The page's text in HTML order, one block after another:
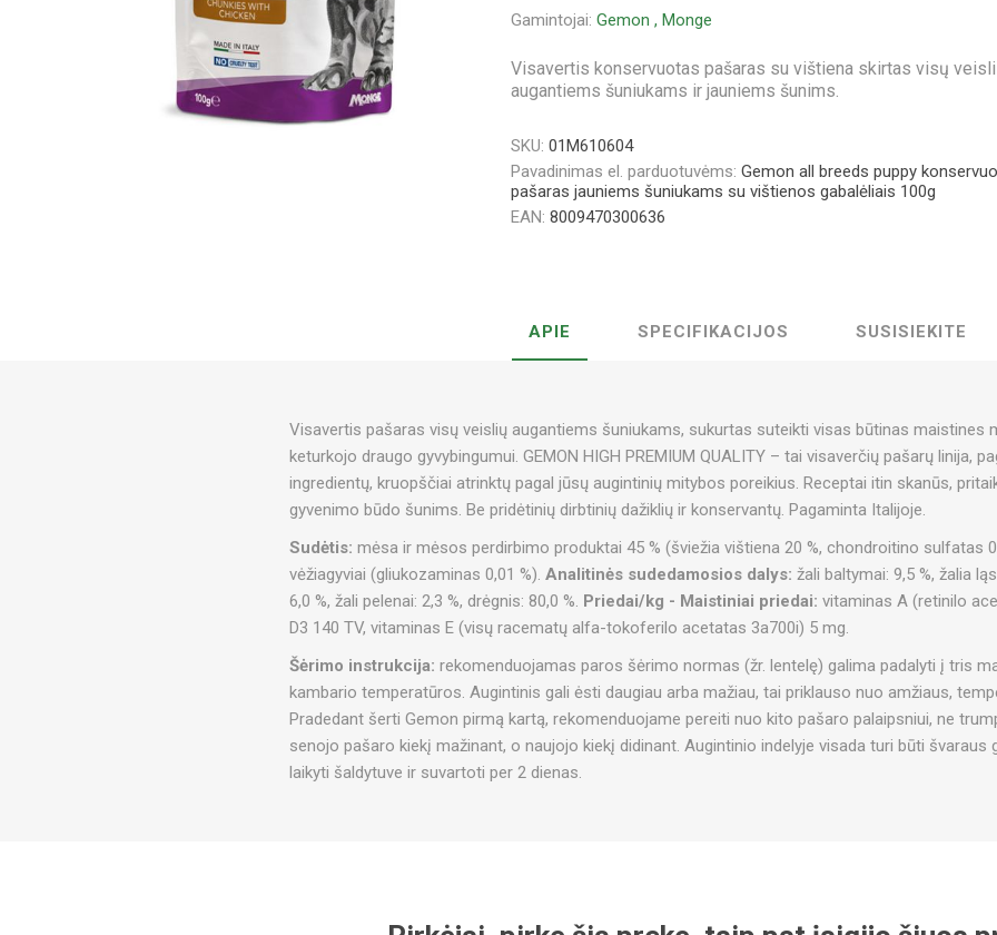
Gamintojai: Gemon , Monge
Visavertis konservuotas pašaras su vištiena skirtas visų
augantiems šuniukams ir jauniems šunims.
SKU: 01M610604
Pavadinimas el. parduotuvėms: Gemon all breeds puppy
pašaras jauniems šuniukams su vištienos gabalėliais 100g
EAN: 8009470300636
APIE SPECIFIKACIJOS SUSISIEKITE
Visavertis pašaras visų veislių augantiems šuniukams, sukurtas suteikti visas būtinas maistines
keturkojo draugo gyvybingumui. GEMON HIGH PREMIUM QUALITY – tai visaverčių pašarų linija,
ingredientų, kruopščiai atrinktų pagal jūsų augintinių mitybos poreikius. Receptai itin skanūs,
gyvenimo būdo šunims. Be pridėtinių dirbtinių dažiklių ir konservantų. Pagaminta Italijoje.
Sudėtis: mėsa ir mėsos perdirbimo produktai 45 % (šviežia vištiena 20 %, chondroitino sulfatas
vėžiagyviai (gliukozaminas 0,01 %).Analitinės sudedamosios dalys:žali baltymai: 9,5 %, žalia
6,0 %, žali pelenai: 2,3 %, drėgnis: 80,0 %. Priedai/kg - Maistiniai priedai: vitaminas A (retinilo
D3 140 TV, vitaminas E (visų racematų alfa-tokoferilo acetatas 3a700i) 5 mg.
Šėrimo instrukcija:rekomenduojamas paros šėrimo normas (žr. lentelę) galima padalyti į tris
kambario temperatūros. Augintinis gali ėsti daugiau arba mažiau, tai priklauso nuo amžiaus,
Pradedant šerti Gemon pirmą kartą, rekomenduojame pereiti nuo kito pašaro palaipsniui, ne
senojo pašaro kiekį mažinant, o naujojo kiekį didinant. Augintinio indelyje visada turi būti švaraus
laikyti šaldytuve ir suvartoti per 2 dienas.